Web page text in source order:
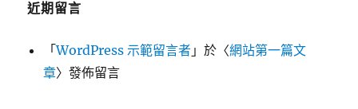
近期留言
「WordPress 示範留言者 」於〈網站第一篇文
章〉發佈留言